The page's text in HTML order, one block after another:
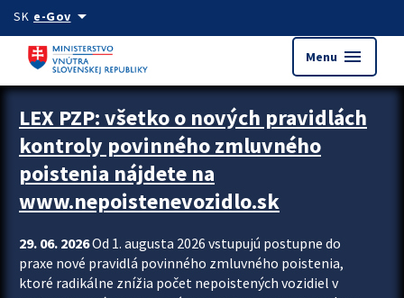
Preskocit na hlavný obsah
SK e-Govarrow_drop_down
Menu menu
Zastavit automatický posun upútavok
LEX PZP: všetko o nových pravidlách
kontroly povinného zmluvného
poistenia nájdete na
www.nepoistenevozidlo.sk
29. 06. 2026Od 1. augusta 2026 vstupujú postupne do
praxe nové pravidlá povinného zmluvného poistenia,
ktoré radikálne znížia počet nepoistených vozidiel v